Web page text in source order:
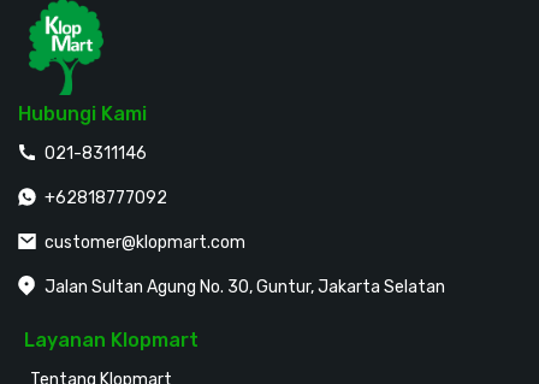
Hubungi Kami
021-8311146
+62818777092
customer@klopmart.com
Jalan Sultan Agung No. 30, Guntur, Jakarta Selatan
Layanan Klopmart
Tentang Klopmart